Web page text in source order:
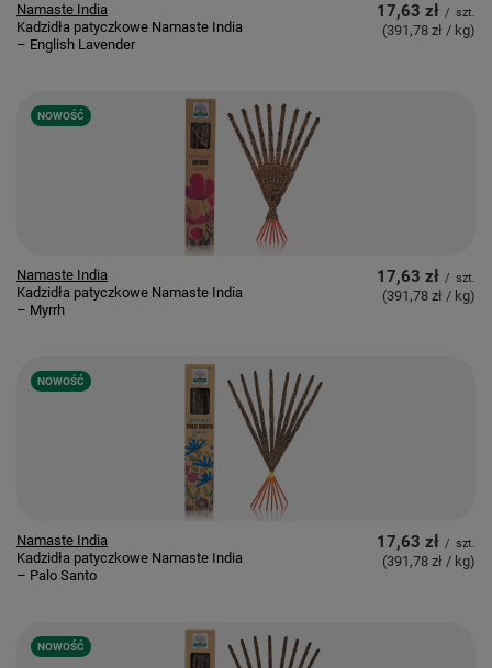
Namaste India
Kadzidła patyczkowe Namaste India
– English Lavender
17,63 zł / szt.
(391,78 zł / kg)
NOWOŚĆ
Namaste India
Kadzidła patyczkowe Namaste India
– Myrrh
17,63 zł / szt.
(391,78 zł / kg)
NOWOŚĆ
Namaste India
Kadzidła patyczkowe Namaste India
– Palo Santo
17,63 zł / szt.
(391,78 zł / kg)
NOWOŚĆ